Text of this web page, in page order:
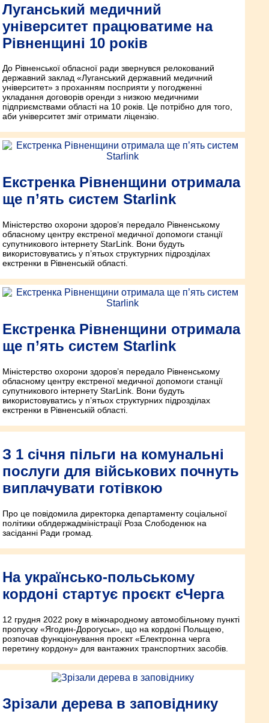
Луганський медичний
університет працюватиме на
Рівненщині 10 років
До Рівненської обласної ради звернувся релокований
державний заклад «Луганський державний медичний
університет» з проханням посприяти у погодженні
укладання договорів оренди з низкою медичними
підприємствами області на 10 років. Це потрібно для того,
аби університет зміг отримати ліцензію.
Екстренка Рівненщини отримала
ще п’ять систем Starlink
Міністерство охорони здоров’я передало Рівненському
обласному центру екстреної медичної допомоги станції
супутникового інтернету StarLink. Вони будуть
використовуватись у п’ятьох структурних підрозділах
екстренки в Рівненській області.
Екстренка Рівненщини отримала
ще п’ять систем Starlink
Міністерство охорони здоров’я передало Рівненському
обласному центру екстреної медичної допомоги станції
супутникового інтернету StarLink. Вони будуть
використовуватись у п’ятьох структурних підрозділах
екстренки в Рівненській області.
З 1 січня пільги на комунальні
послуги для військових почнуть
виплачувати готівкою
Про це повідомила директорка департаменту соціальної
політики облдержадміністрації Роза Слободенюк на
засіданні Ради громад.
На українсько-польському
кордоні стартує проєкт єЧерга
12 грудня 2022 року в міжнародному автомобільному пункті
пропуску «Ягодин-Дорогуськ», що на кордоні Польщею,
розпочав функціонування проєкт «Електронна черга
перетину кордону» для вантажних транспортних засобів.
Зрізали дерева в заповіднику